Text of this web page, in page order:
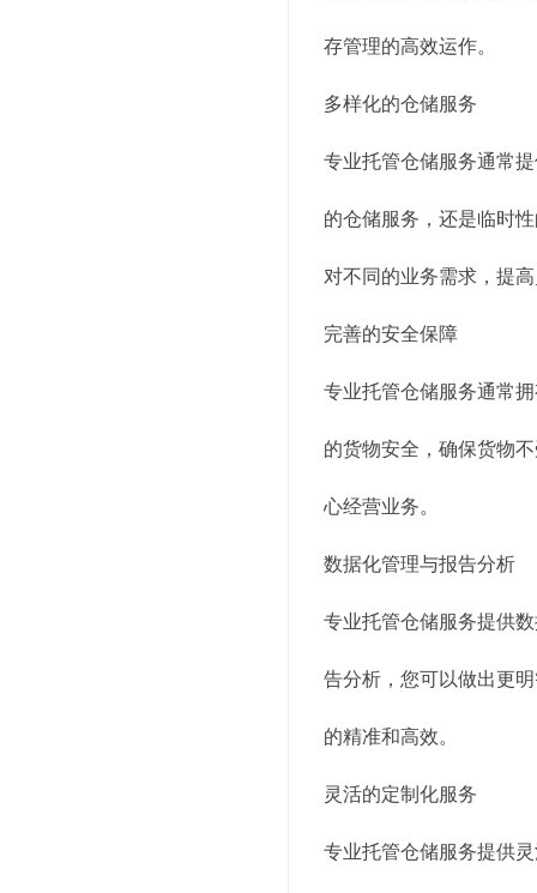
存管理的高效运作。
多样化的仓储服务
专业托管仓储服务通常
的仓储服务，还是临时
对不同的业务需求，提
完善的安全保障
专业托管仓储服务通常
的货物安全，确保货物
心经营业务。
数据化管理与报告分析
专业托管仓储服务提供
告分析，您可以做出更
的精准和高效。
灵活的定制化服务
专业托管仓储服务提供